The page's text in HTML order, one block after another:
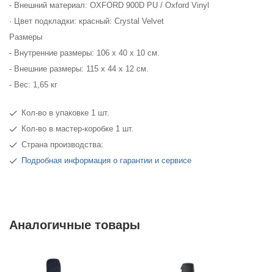
- Внешний материал: OXFORD 900D PU / Oxford Vinyl
· Цвет подкладки: красный: Crystal Velvet
Размеры
- Внутренние размеры: 106 x 40 x 10 см.
- Внешние размеры: 115 x 44 x 12 см.
- Вес: 1,65 кг
Кол-во в упаковке 1 шт.
Кол-во в мастер-коробке 1 шт.
Страна производства:
Подробная информация о гарантии и сервисе
Аналогичные товары